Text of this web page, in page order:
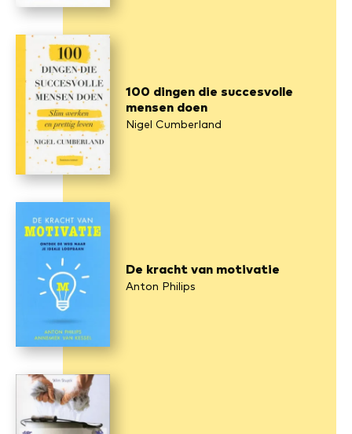
100 dingen die succesvolle
mensen doen
Nigel Cumberland
De kracht van motivatie
Anton Philips